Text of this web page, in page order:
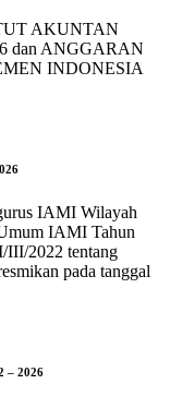
AKUNTAN
dan ANGGARAN
INDONESIA
IAMI Wilayah
IAMI Tahun
III/2022 tentang
pada tanggal
– 2026